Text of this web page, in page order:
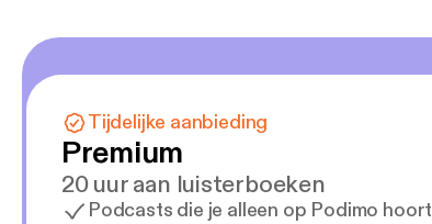
Tijdelijke aanbieding
Premium
20 uur aan luisterboeken
Podcasts die je alleen op Podimo hoort